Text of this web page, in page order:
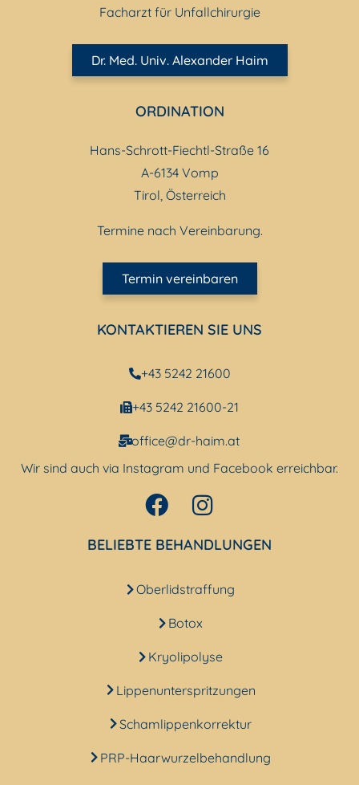
Facharzt für Unfallchirurgie
Dr. Med. Univ. Alexander Haim
ORDINATION
Hans-Schrott-Fiechtl-Straße 16
A-6134 Vomp
Tirol, Österreich
Termine nach Vereinbarung.
Termin vereinbaren
KONTAKTIEREN SIE UNS
+43 5242 21600
+43 5242 21600-21
office@dr-haim.at
Wir sind auch via Instagram und Facebook erreichbar.
BELIEBTE BEHANDLUNGEN
Oberlidstraffung
Botox
Kryolipolyse
Lippenunterspritzungen
Schamlippenkorrektur
PRP-Haarwurzelbehandlung